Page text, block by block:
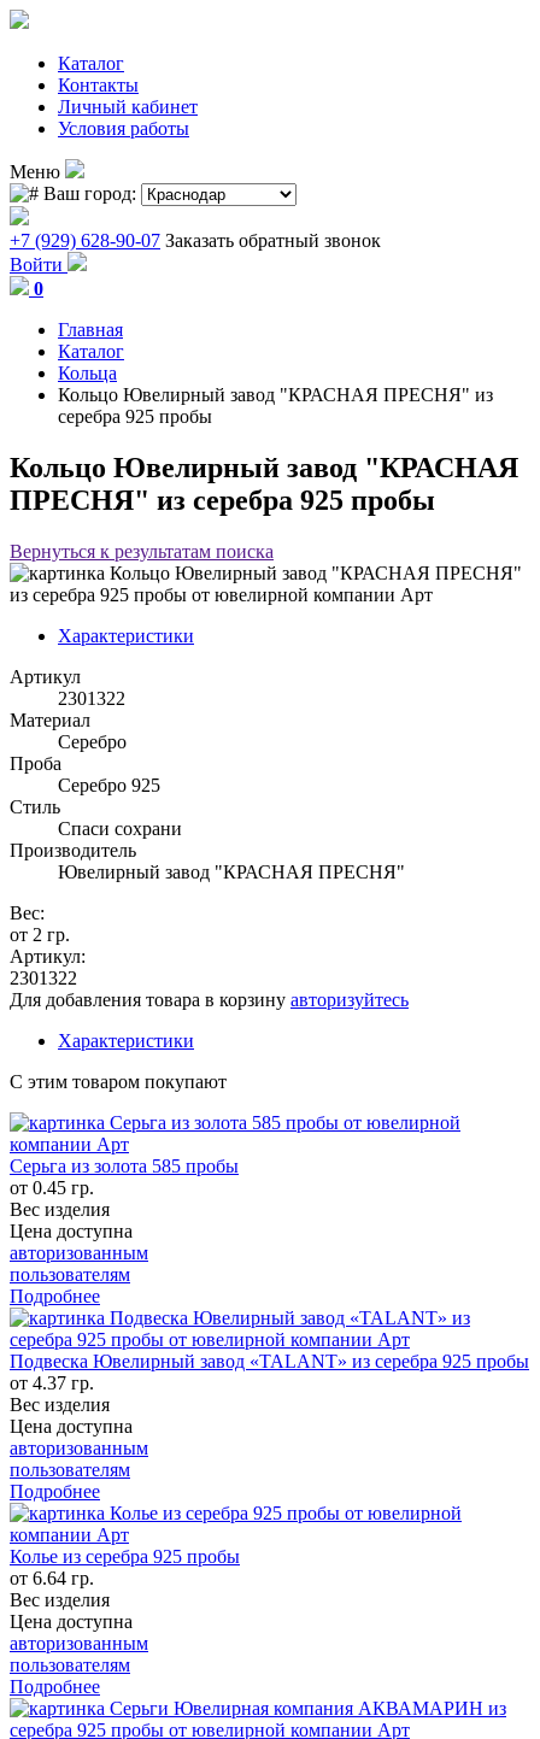
Каталог
Контакты
Личный кабинет
Условия работы
Меню
Ваш город:
+7 (929) 628-90-07 Заказать обратный звонок
Войти
0
Главная
Каталог
Кольца
Кольцо Ювелирный завод "КРАСНАЯ ПРЕСНЯ" из
серебра 925 пробы
Кольцо Ювелирный завод "КРАСНАЯ
ПРЕСНЯ" из серебра 925 пробы
Вернуться к результатам поиска
Характеристики
Артикул
2301322
Материал
Серебро
Проба
Серебро 925
Стиль
Спаси сохрани
Производитель
Ювелирный завод "КРАСНАЯ ПРЕСНЯ"
Вес:
от 2 гр.
Артикул:
2301322
Для добавления товара в корзину авторизуйтесь
Характеристики
С этим товаром покупают
Серьга из золота 585 пробы
от 0.45 гр.
Вес изделия
Цена доступна
авторизованным
пользователям
Подробнее
Подвеска Ювелирный завод «TALANT» из серебра 925 пробы
от 4.37 гр.
Вес изделия
Цена доступна
авторизованным
пользователям
Подробнее
Колье из серебра 925 пробы
от 6.64 гр.
Вес изделия
Цена доступна
авторизованным
пользователям
Подробнее